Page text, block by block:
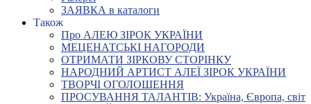
ЗАЯВКА в каталоги
Також
Про АЛЕЮ ЗІРОК УКРАЇНИ
МЕЦЕНАТСЬКІ НАГОРОДИ
ОТРИМАТИ ЗІРКОВУ СТОРІНКУ
НАРОДНИЙ АРТИСТ АЛЕЇ ЗІРОК УКРАЇНИ
ТВОРЧІ ОГОЛОШЕННЯ
ПРОСУВАННЯ ТАЛАНТІВ: Україна, Європа, світ